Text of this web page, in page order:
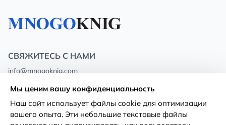
СВЯЖИТЕСЬ С НАМИ
info@mnogoknig.com
Rīga, Augusta Deglava 69d, LV-1082
О нас
Политика
Мы ценим вашу конфиденциальность
Наш сайт использует файлы cookie для оптимизации
вашего опыта. Эти небольшие текстовые файлы